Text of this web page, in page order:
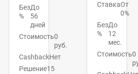
Без
%
До
56
дней
Стоимость0
руб.
CashbackНет
Решение15
СтавкаОт
0%
Без
%
До
12
мес.
Стоимость0